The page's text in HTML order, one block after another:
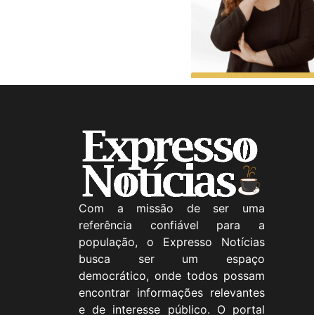
Com a missão de ser uma
referência confiável para a
população, o Expresso Notícias
busca ser um espaço
democrático, onde todos possam
encontrar informações relevantes
e de interesse público. O portal